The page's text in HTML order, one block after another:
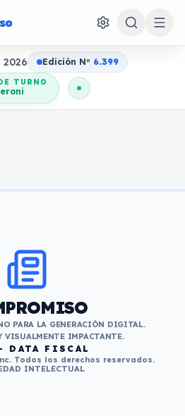
Edición No 6.399
TURNO
PARA LA GENERACIÓN DIGITAL.
VISUALMENTE IMPACTANTE.
DATA FISCAL
Todos los derechos reservados.
INTELECTUAL